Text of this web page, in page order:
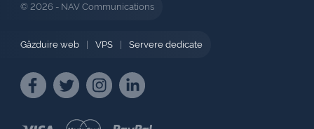
© 2026 - NAV Communications
Găzduire web VPS Servere dedicate